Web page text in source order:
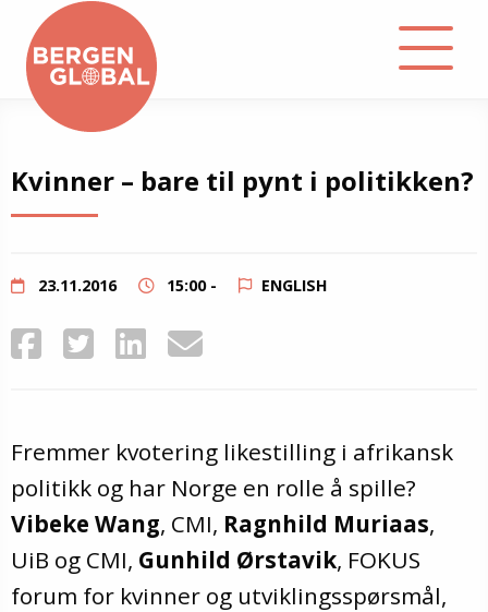
About
Library
Kvinner – bare til pynt i politikken?
23.11.2016 15:00 - ENGLISH
Fremmer kvotering likestilling i afrikansk
politikk og har Norge en rolle å spille?
Vibeke Wang, CMI, Ragnhild Muriaas,
UiB og CMI, Gunhild Ørstavik, FOKUS
forum for kvinner og utviklingsspørsmål,